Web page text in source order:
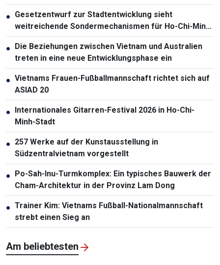
● Gesetzentwurf zur Stadtentwicklung sieht
weitreichende Sondermechanismen für Ho-Chi-Minh-
Stadt vor
●
Die Beziehungen zwischen Vietnam und Australien
treten in eine neue Entwicklungsphase ein
● Vietnams Frauen-Fußballmannschaft richtet sich auf
ASIAD 20
●
Internationales Gitarren-Festival 2026 in Ho-Chi-
Minh-Stadt
● 257 Werke auf der Kunstausstellung in
Südzentralvietnam vorgestellt
●
Po-Sah-Inu-Turmkomplex: Ein typisches Bauwerk der
Cham-Architektur in der Provinz Lam Dong
● Trainer Kim: Vietnams Fußball-Nationalmannschaft
strebt einen Sieg an
Am beliebtesten